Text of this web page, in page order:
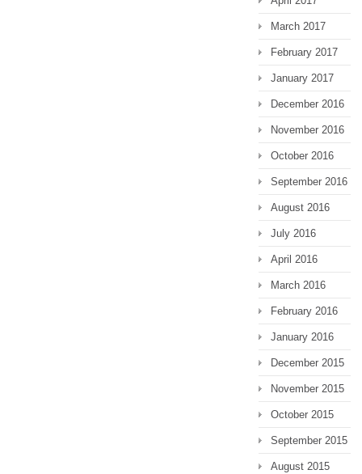
March 2017
February 2017
January 2017
December 2016
November 2016
October 2016
September 2016
August 2016
July 2016
April 2016
March 2016
February 2016
January 2016
December 2015
November 2015
October 2015
September 2015
August 2015